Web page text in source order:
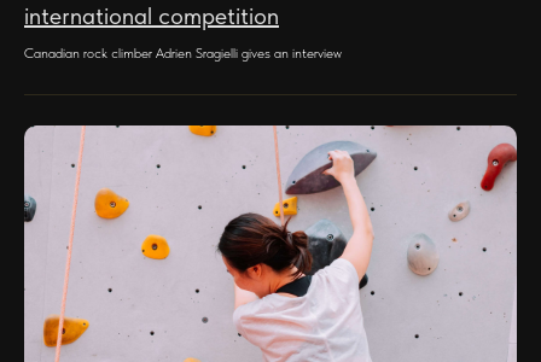
international competition
Canadian rock climber Adrien Sragielli gives an interview